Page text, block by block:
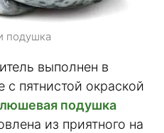
подушка
выполнен в
с пятнистой окраской
подушка
из приятного на